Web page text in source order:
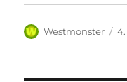
Autor
Westmonster